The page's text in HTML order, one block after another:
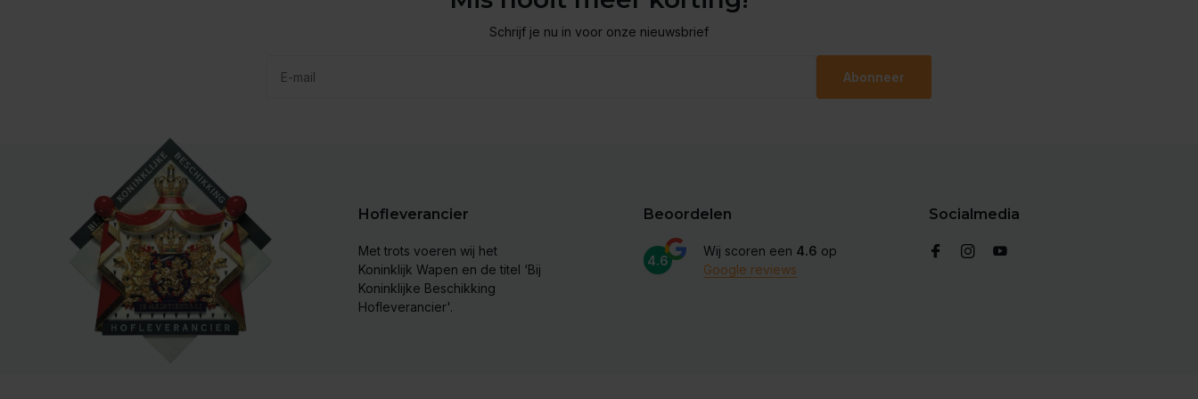
Schrijf je nu in voor onze nieuwsbrief
Abonneer
Hofleverancier
Met trots voeren wij het
Koninklijk Wapen en de titel ‘Bij
Koninklijke Beschikking
Hofleverancier'.
Beoordelen
4.6
Wij scoren een 4.6 op
Google reviews
Socialmedia